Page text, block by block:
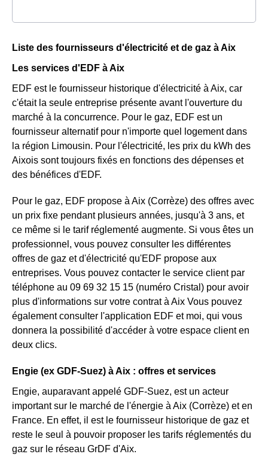
Liste des fournisseurs d'électricité et de gaz à Aix
Les services d'EDF à Aix
EDF est le fournisseur historique d'électricité à Aix, car
c'était la seule entreprise présente avant l'ouverture du
marché à la concurrence. Pour le gaz, EDF est un
fournisseur alternatif pour n'importe quel logement dans
la région Limousin. Pour l'électricité, les prix du kWh des
Aixois sont toujours fixés en fonctions des dépenses et
des bénéfices d'EDF.
Pour le gaz, EDF propose à Aix (Corrèze) des offres avec
un prix fixe pendant plusieurs années, jusqu'à 3 ans, et
ce même si le tarif réglementé augmente. Si vous êtes un
professionnel, vous pouvez consulter les différentes
offres de gaz et d'électricité qu'EDF propose aux
entreprises. Vous pouvez contacter le service client par
téléphone au 09 69 32 15 15 (numéro Cristal) pour avoir
plus d'informations sur votre contrat à Aix Vous pouvez
également consulter l'application EDF et moi, qui vous
donnera la possibilité d'accéder à votre espace client en
deux clics.
Engie (ex GDF-Suez) à Aix : offres et services
Engie, auparavant appelé GDF-Suez, est un acteur
important sur le marché de l'énergie à Aix (Corrèze) et en
France. En effet, il est le fournisseur historique de gaz et
reste le seul à pouvoir proposer les tarifs réglementés du
gaz sur le réseau GrDF d'Aix.